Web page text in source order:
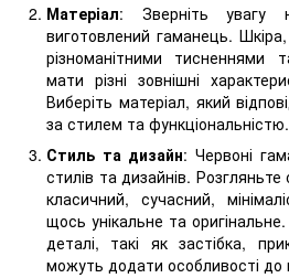
Матеріал: Зверніть увагу
виготовлений гаманець.
різноманітними тисненнями
мати різні зовнішні
Виберіть матеріал, який
за стилем та функціональністю.
Стиль та дизайн: Червоні
стилів та дизайнів.
класичний, сучасний,
щось унікальне та
деталі, такі як застібка,
можуть додати особливості до